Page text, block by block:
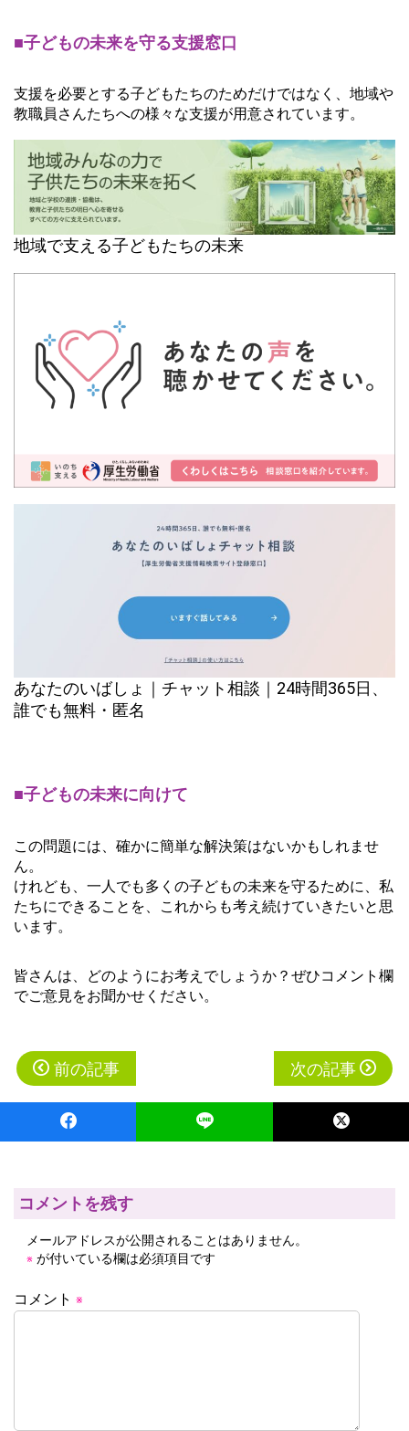
■子どもの未来を守る支援窓口
支援を必要とする子どもたちのためだけではなく、地域や
教職員さんたちへの様々な支援が用意されています。
地域で支える子どもたちの未来
あなたのいばしょ｜チャット相談｜24時間365日、
誰でも無料・匿名
■子どもの未来に向けて
この問題には、確かに簡単な解決策はないかもしれませ
ん。
けれども、一人でも多くの子どもの未来を守るために、私
たちにできることを、これからも考え続けていきたいと思
います。
皆さんは、どのようにお考えでしょうか？ぜひコメント欄
でご意見をお聞かせください。
投
稿
ビ
ー
ョ
前の記事 次の記事
コメントを残す
メールアドレスが公開されることはありません。
※ が付いている欄は必須項目です
コメント ※